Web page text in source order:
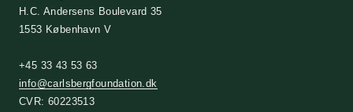
H.C. Andersens Boulevard 35
1553 København V
+45 33 43 53 63
info@carlsbergfoundation.dk
CVR: 60223513